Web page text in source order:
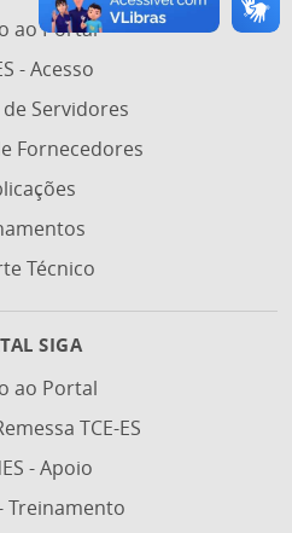
ao Portal
- Acesso
Servidores
Fornecedores
Técnico
SIGA
ao Portal
TCE-ES
- Apoio
Treinamento